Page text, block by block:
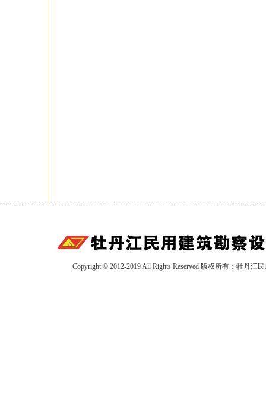
Copyright © 2012-2019 All Rights Reserved 版权所有：牡丹